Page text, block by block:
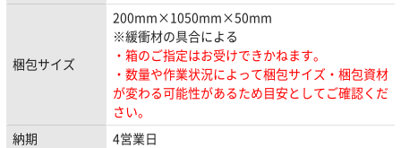
梱包サイズ
200mm×1050mm×50mm
※緩衝材の具合による
・箱のご指定はお受けできかねます。
・数量や作業状況によって梱包サイズ・梱包資材
が変わる可能性があるため目安としてご確認くだ
さい。
納期
4営業日